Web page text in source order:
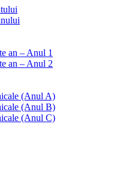
an – Anul 1
an – Anul 2
(Anul A)
(Anul B)
(Anul C)